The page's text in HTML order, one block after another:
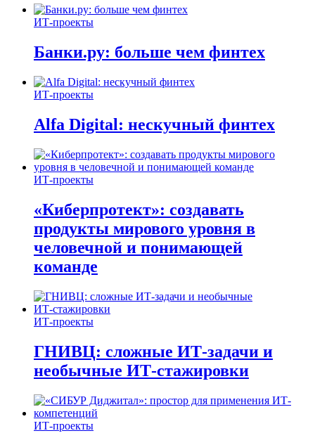
ИТ-проекты
Банки.ру: больше чем финтех
ИТ-проекты
Alfa Digital: нескучный финтех
ИТ-проекты
«Киберпротект»: создавать
продукты мирового уровня в
человечной и понимающей
команде
ИТ-проекты
ГНИВЦ: сложные ИТ‑задачи и
необычные ИТ‑стажировки
ИТ-проекты